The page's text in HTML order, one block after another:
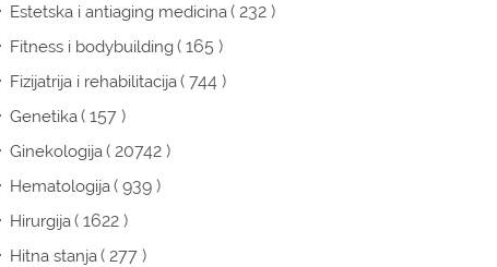
Estetska i antiaging medicina( 232 )
Fitness i bodybuilding( 165 )
Fizijatrija i rehabilitacija( 744 )
Genetika( 157 )
Ginekologija( 20742 )
Hematologija( 939 )
Hirurgija( 1622 )
Hitna stanja( 277 )